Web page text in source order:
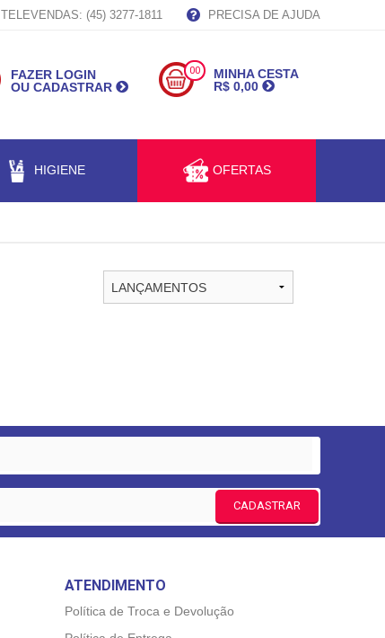
TELEVENDAS: (45) 3277-1811 PRECISA DE AJUDA
FAZER LOGIN
OU CADASTRAR
00
MINHA CESTA
R$ 0,00
HIGIENE OFERTAS
CADASTRAR
ATENDIMENTO
Política de Troca e Devolução